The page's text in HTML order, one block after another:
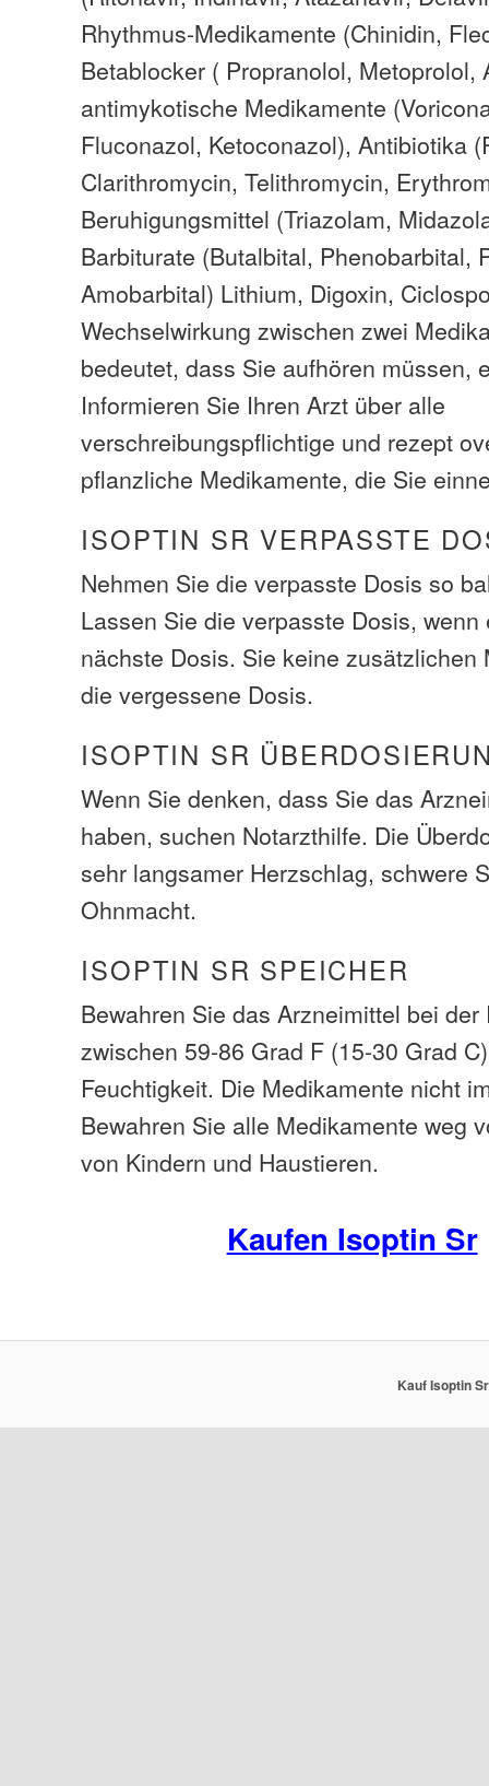
Rhythmus-Medikamente (Chinidin,
Betablocker ( Propranolol, Metoprolol,
antimykotische Medikamente
Fluconazol, Ketoconazol), Antibiotika
Clarithromycin, Telithromycin,
Beruhigungsmittel (Triazolam,
Barbiturate (Butalbital, Phenobarbital,
Amobarbital) Lithium, Digoxin,
Wechselwirkung zwischen zwei
bedeutet, dass Sie aufhören müssen,
Informieren Sie Ihren Arzt über alle
verschreibungspflichtige und rezept
pflanzliche Medikamente, die Sie
ISOPTIN SR VERPASSTE
Nehmen Sie die verpasste Dosis so
Lassen Sie die verpasste Dosis,
nächste Dosis. Sie keine zusätzlichen
die vergessene Dosis.
ISOPTIN SR
Wenn Sie denken, dass Sie das
haben, suchen Notarzthilfe. Die
sehr langsamer Herzschlag, schwere
Ohnmacht.
ISOPTIN SR SPEICHER
Bewahren Sie das Arzneimittel bei
zwischen 59-86 Grad F (15-30 Grad
Feuchtigkeit. Die Medikamente nicht
Bewahren Sie alle Medikamente weg
von Kindern und Haustieren.
Kaufen Isoptin Sr
Kauf Isoptin